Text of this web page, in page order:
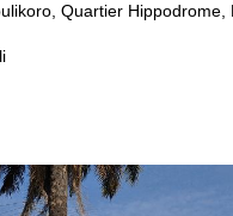
Quartier